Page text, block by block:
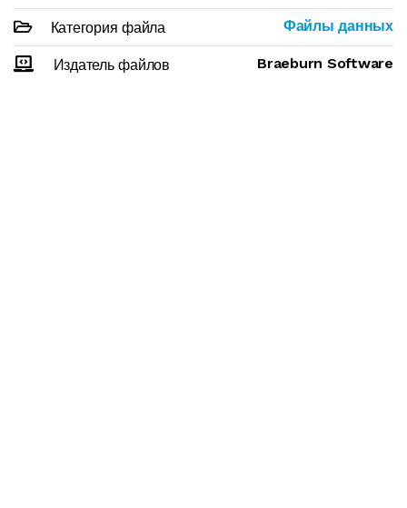
Категория файла Файлы данных
Издатель файлов Braeburn Software